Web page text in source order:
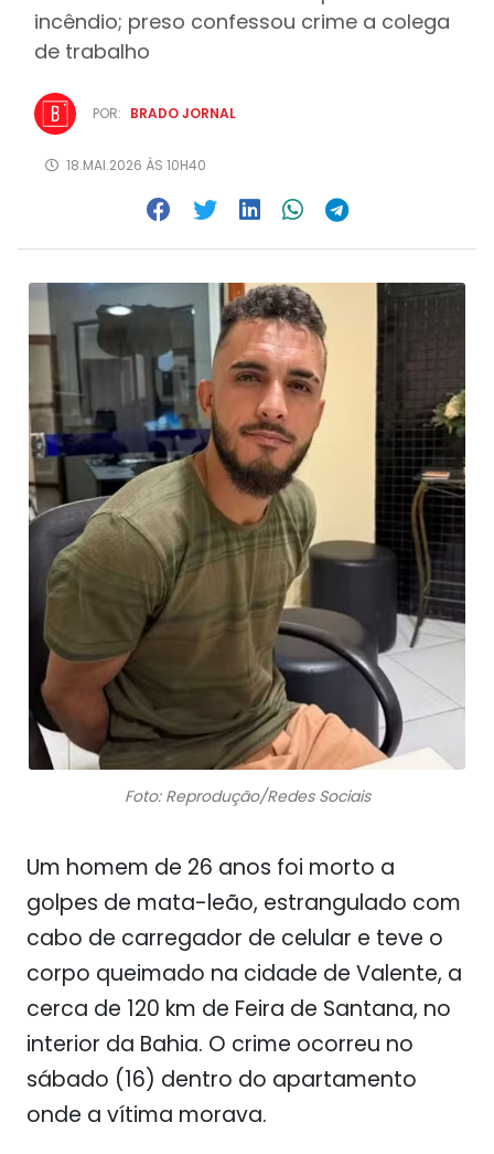
incêndio; preso confessou crime a colega
de trabalho
POR: BRADO JORNAL
18.MAI.2026 ÀS 10H40
Foto: Reprodução/Redes Sociais
Um homem de 26 anos foi morto a
golpes de mata-leão, estrangulado com
cabo de carregador de celular e teve o
corpo queimado na cidade de Valente, a
cerca de 120 km de Feira de Santana, no
interior da Bahia. O crime ocorreu no
sábado (16) dentro do apartamento
onde a vítima morava.